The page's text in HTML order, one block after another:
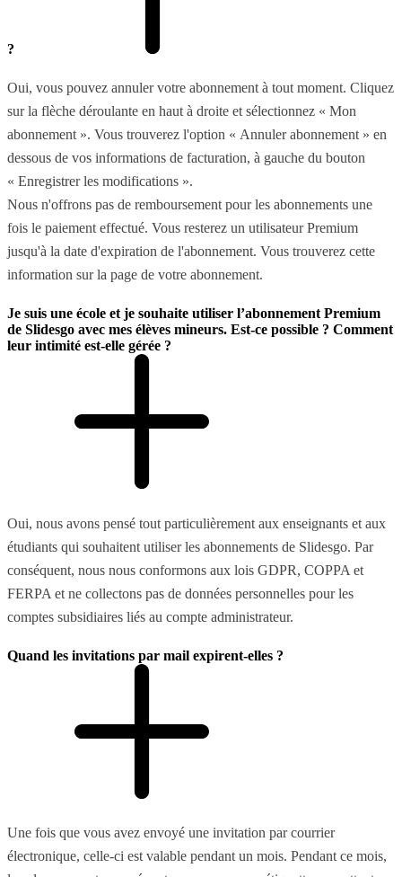
?
Oui, vous pouvez annuler votre abonnement à tout moment. Cliquez
sur la flèche déroulante en haut à droite et sélectionnez « Mon
abonnement ». Vous trouverez l'option « Annuler abonnement » en
dessous de vos informations de facturation, à gauche du bouton
« Enregistrer les modifications ».
Nous n'offrons pas de remboursement pour les abonnements une
fois le paiement effectué. Vous resterez un utilisateur Premium
jusqu'à la date d'expiration de l'abonnement. Vous trouverez cette
information sur la page de votre abonnement.
Je suis une école et je souhaite utiliser l’abonnement Premium
de Slidesgo avec mes élèves mineurs. Est-ce possible ? Comment
leur intimité est-elle gérée ?
Oui, nous avons pensé tout particulièrement aux enseignants et aux
étudiants qui souhaitent utiliser les abonnements de Slidesgo. Par
conséquent, nous nous conformons aux lois GDPR, COPPA et
FERPA et ne collectons pas de données personnelles pour les
comptes subsidiaires liés au compte administrateur.
Quand les invitations par mail expirent-elles ?
Une fois que vous avez envoyé une invitation par courrier
électronique, celle-ci est valable pendant un mois. Pendant ce mois,